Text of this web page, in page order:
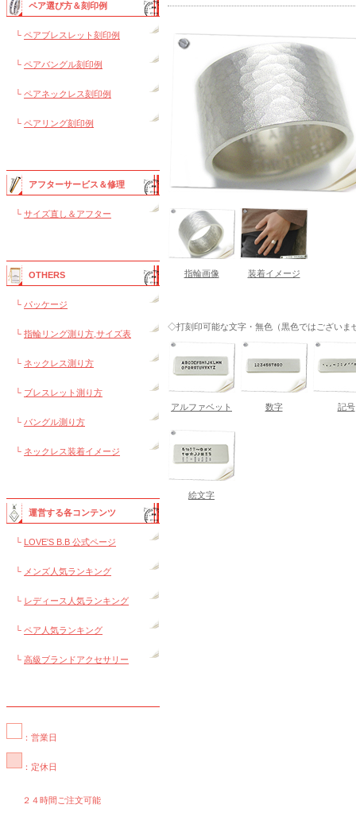
ペア選び方＆刻印例
└ ペアブレスレット刻印例
└ ペアバングル刻印例
└ ペアネックレス刻印例
└ ペアリング刻印例
アフターサービス＆修理
└ サイズ直し＆アフター
OTHERS
└ パッケージ
└ 指輪リング測り方,サイズ表
└ ネックレス測り方
└ ブレスレット測り方
└ バングル測り方
└ ネックレス装着イメージ
運営する各コンテンツ
└ LOVE'S B.B 公式ページ
└ メンズ人気ランキング
└ レディース人気ランキング
└ ペア人気ランキング
└ 高級ブランドアクセサリー
：営業日
：定休日
２４時間ご注文可能
指輪画像 装着イメージ
◇打刻印可能な文字・無色（黒色ではございま
アルファベット 数字 記号
絵文字